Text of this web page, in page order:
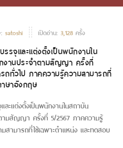
satoshi เปิดอ่าน: 3,128 ครั้ง
รจุและแต่งตั้งเป็นพนักงานใน
งานประจำตามสัญญา ครั้งที่
ถทั่วไป ภาคความรู้ความสามารถที่
ษาอังกฤษ
ะแต่งตั้งเป็นพนักงานในสถาบัน
ามสัญญา ครั้งที่ 5/2567 ภาคความรู้
สามารถที่ใช้เฉพาะตำแหน่ง และทดสอบ